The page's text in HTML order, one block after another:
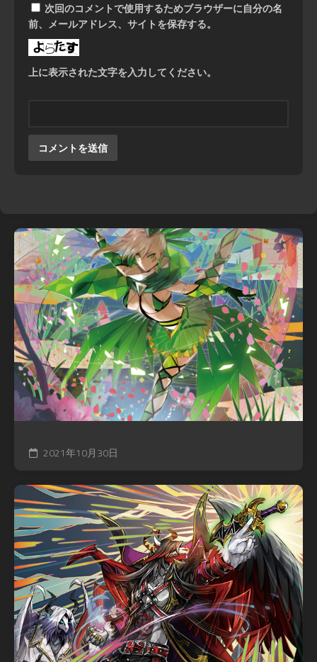
次回のコメントで使用するためブラウザーに自分の名
前、メールアドレス、サイトを保存する。
上に表示された文字を入力してください。
2021年10月30日